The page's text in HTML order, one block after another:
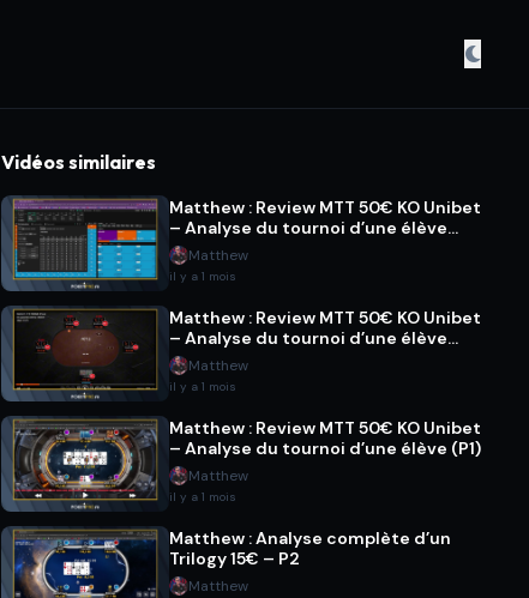
Vidéos similaires
Matthew : Review MTT 50€ KO Unibet
– Analyse du tournoi d’une élève
(P3)Matthew
il y a 1 mois
Matthew : Review MTT 50€ KO Unibet
– Analyse du tournoi d’une élève
(P2)Matthew
il y a 1 mois
Matthew : Review MTT 50€ KO Unibet
– Analyse du tournoi d’une élève (P1)
Matthew
il y a 1 mois
Matthew : Analyse complète d’un
Trilogy 15€ – P2
Matthew